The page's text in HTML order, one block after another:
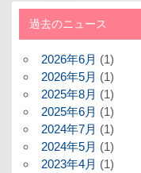
過去のニュース
2026年6月 (1)
2026年5月 (1)
2025年8月 (1)
2025年6月 (1)
2024年7月 (1)
2024年5月 (1)
2023年4月 (1)